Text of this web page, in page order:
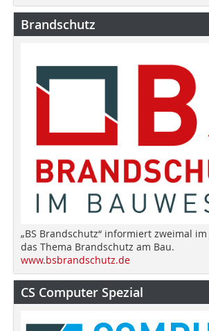
Brandschutz
„BS Brandschutz“ informiert zweimal
das Thema Brandschutz am Bau.
www.bsbrandschutz.de
CS Computer Spezial